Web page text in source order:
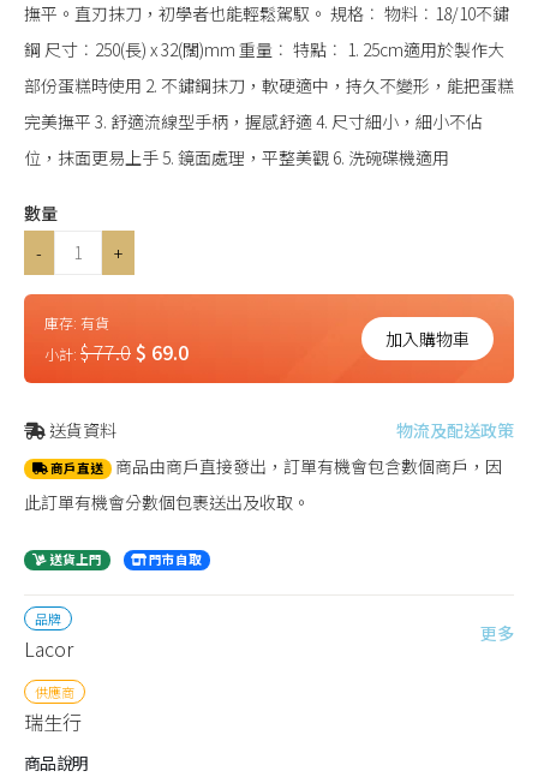
撫平。直刃抹刀，初學者也能輕鬆駕馭。 規格︰ 物料︰18/10不鏽
鋼 尺寸︰250(長) x 32(闊)mm 重量︰ 特點︰ 1. 25cm適用於製作大
部份蛋糕時使用 2. 不鏽鋼抹刀，軟硬適中，持久不變形，能把蛋糕
完美撫平 3. 舒適流線型手柄，握感舒適 4. 尺寸細小，細小不佔
位，抹面更易上手 5. 鏡面處理，平整美觀 6. 洗碗碟機適用
數量
-
+
庫存: 有貨
小計: $ 77.0$ 69.0 加入購物車
送貨資料 物流及配送政策
商戶直送 商品由商戶直接發出，訂單有機會包含數個商戶，因
此訂單有機會分數個包裹送出及收取。
送貨上門 門市自取
品牌
Lacor
更多
供應商
瑞生行
商品說明